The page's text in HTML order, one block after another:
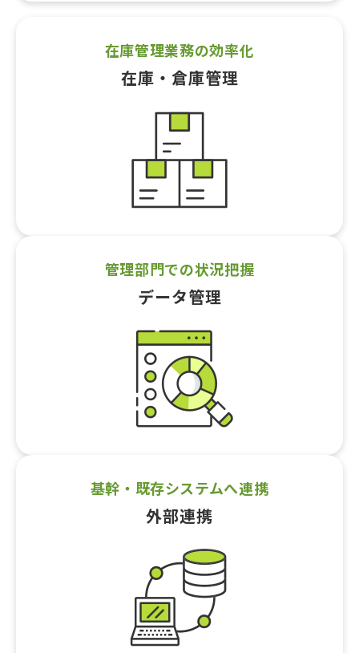
在庫管理業務の効率化
在庫・倉庫管理
管理部門での状況把握
データ管理
基幹・既存システムへ連携
外部連携